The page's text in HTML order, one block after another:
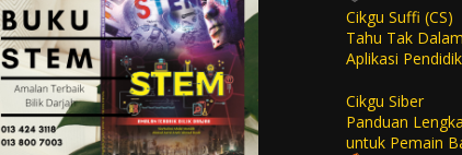
Cikgu Suffi (CS)
Tahu Tak
Aplikasi
Cikgu Siber
Panduan
untuk Pemain